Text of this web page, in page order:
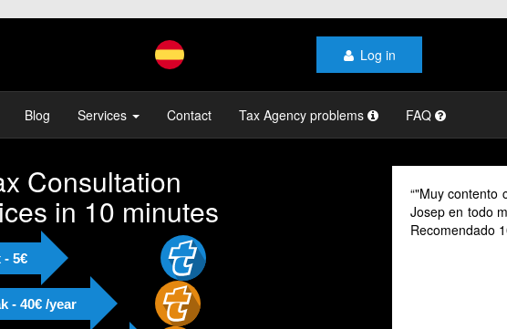
Log in
Blog Services Contact Tax Agency problems FAQ
Consultation
in 10 minutes
- 5€
- 40€ /year
"Muy contento con el profesionalismo y la
Josep en todo momento, mi gestoría y la de mi